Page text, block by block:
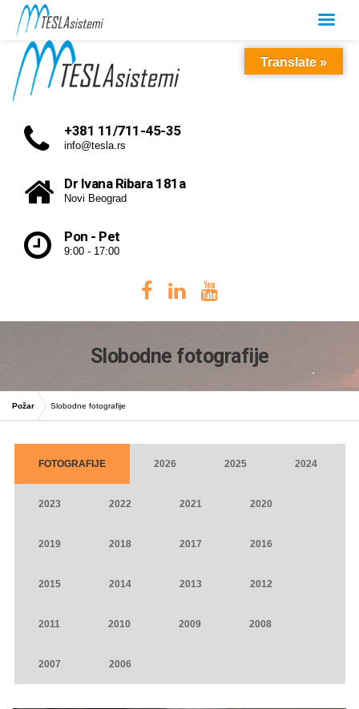
+381 11/711-45-35
info@tesla.rs
Dr Ivana Ribara 181a
Novi Beograd
Pon - Pet
9:00 - 17:00
Slobodne fotografije
Požar Slobodne fotografije
FOTOGRAFIJE 2026 2025 2024
2023 2022 2021 2020
2019 2018 2017 2016
2015 2014 2013 2012
2011 2010 2009 2008
2007 2006
Translate »